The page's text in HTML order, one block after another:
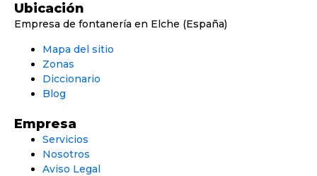
Ubicación
Empresa de fontanería en Elche (España)
Mapa del sitio
Zonas
Diccionario
Blog
Empresa
Servicios
Nosotros
Aviso Legal